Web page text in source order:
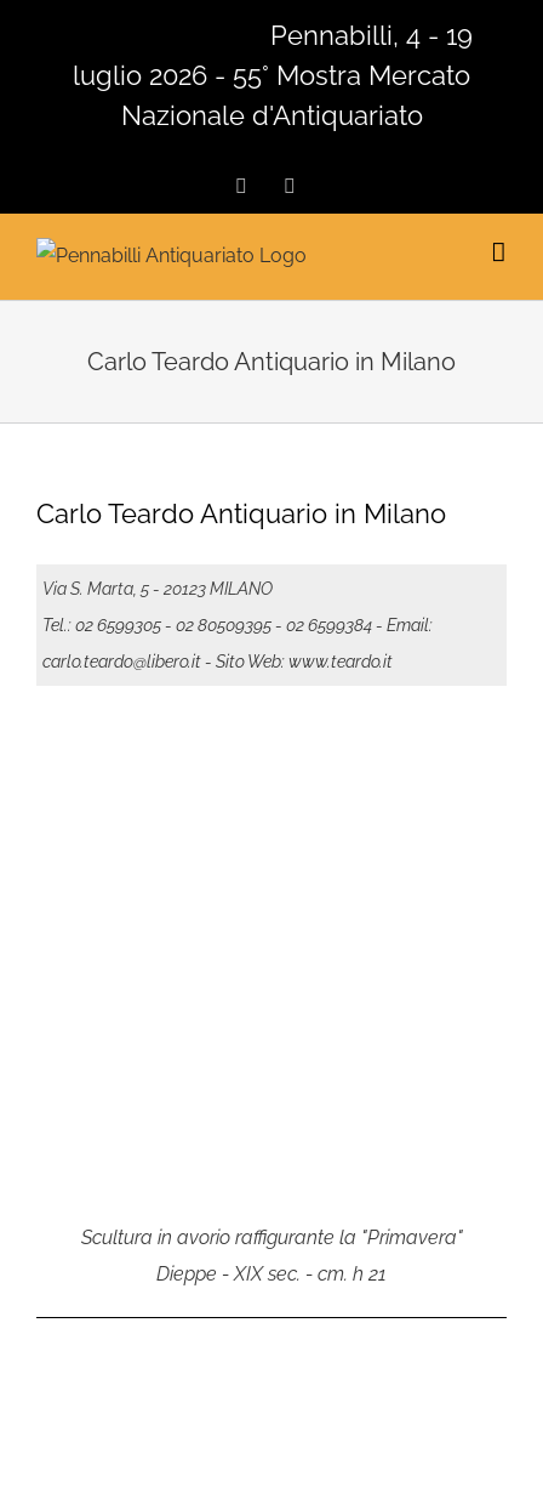
contenuto
Pennabilli, 4 - 19
luglio 2026 - 55° Mostra Mercato
Nazionale d'Antiquariato
Facebook
Carlo Teardo Antiquario in Milano
Carlo Teardo Antiquario in Milano
Via S. Marta, 5 - 20123 MILANO
Tel.: 02 6599305 - 02 80509395- 02 6599384- Email:
carlo.teardo@libero.it- Sito Web: www.teardo.it
Scultura in avorio raffigurante la "Primavera"
Dieppe - XIX sec. - cm. h 21